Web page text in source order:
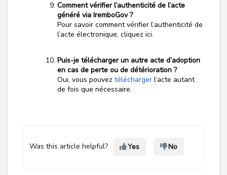
Comment vérifier l’authenticité de l’acte
généré via IremboGov ?
Pour savoir comment vérifier l’authenticité de
l’acte électronique, cliquez ici.
Puis-je télécharger un autre acte d’adoption
en cas de perte ou de détérioration ?
Oui, vous pouvez télécharger l’acte autant
de fois que nécessaire.
Was this article helpful? Yes No